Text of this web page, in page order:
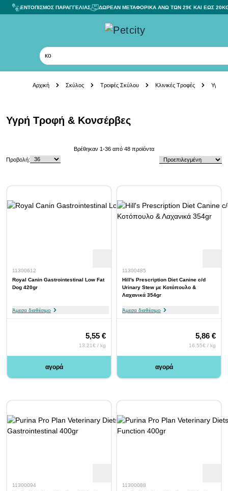
ΕΝΤΟΠΙΣΜΟΣ ΠΑΡΑΓΓΕΛΙΑΣ ΔΩΡΕΑΝ ΜΕΤΑΦΟΡΙΚΑ ΑΝΩ ΤΩΝ 29€ ΚΑΙ ΕΩΣ
κονσέρβες
Αρχική Σκύλος Τροφές Σκύλου Κλινικές Τροφές Υγρή
Skip to product list
Υγρή Τροφή & Κονσέρβες
Βρέθηκαν 1-36 από 48 προϊόντα
Προβολή:
11300612
Royal Canin Gastrointestinal Low Fat
Dog 420gr
Άμεσα διαθέσιμο
5,55 €
13.21€ / kg
αγορά
11300485
Hill's Prescription Diet Canine c/d
Urinary Stew με Κοτόπουλο &
Λαχανικά 354gr
Άμεσα διαθέσιμο
5,86 €
16.55€ / kg
αγορά
11300094
11300088